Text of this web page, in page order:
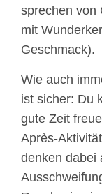
sprechen von
mit
Geschmack).
Wie auch
ist sicher: Du
gute Zeit
Après-
denken dabei